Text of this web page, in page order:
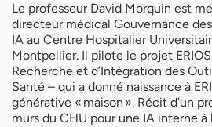
Le professeur David Morquin est
directeur médical Gouvernance
IA au Centre Hospitalier
Montpellier. Il pilote le projet ERIOS
Recherche et d’Intégration des
Santé – qui a donné naissance à
générative « maison ». Récit d’un
murs du CHU pour une IA interne à